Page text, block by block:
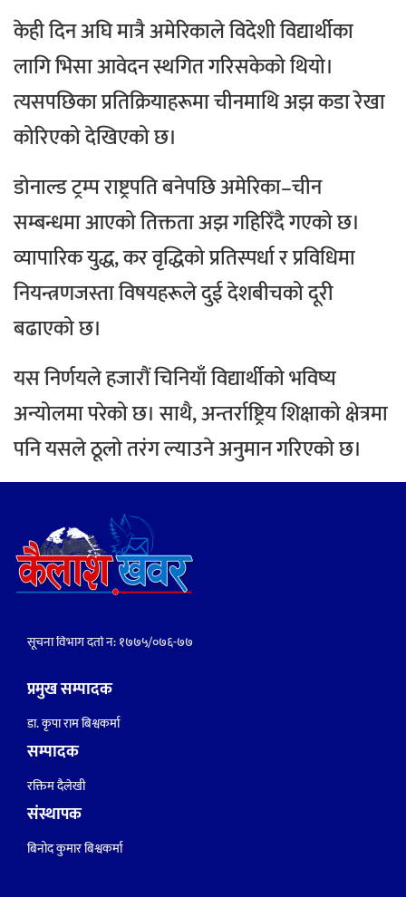
केही दिन अघि मात्रै अमेरिकाले विदेशी विद्यार्थीका
लागि भिसा आवेदन स्थगित गरिसकेको थियो।
त्यसपछिका प्रतिक्रियाहरूमा चीनमाथि अझ कडा रेखा
कोरिएको देखिएको छ।
डोनाल्ड ट्रम्प राष्ट्रपति बनेपछि अमेरिका–चीन
सम्बन्धमा आएको तिक्तता अझ गहिरिँदै गएको छ।
व्यापारिक युद्ध, कर वृद्धिको प्रतिस्पर्धा र प्रविधिमा
नियन्त्रणजस्ता विषयहरूले दुई देशबीचको दूरी
बढाएको छ।
यस निर्णयले हजारौं चिनियाँ विद्यार्थीको भविष्य
अन्योलमा परेको छ। साथै, अन्तर्राष्ट्रिय शिक्षाको क्षेत्रमा
पनि यसले ठूलो तरंग ल्याउने अनुमान गरिएको छ।
सूचना विभाग दर्ता नं: १७७५/०७६-७७
प्रमुख सम्पादक
डा. कृपा राम बिश्वकर्मा
सम्पादक
रक्तिम दैलेखी
संस्थापक
बिनोद कुमार बिश्वकर्मा